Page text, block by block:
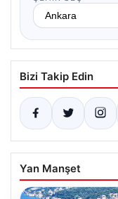
Bizi Takip Edin
Yan Manşet